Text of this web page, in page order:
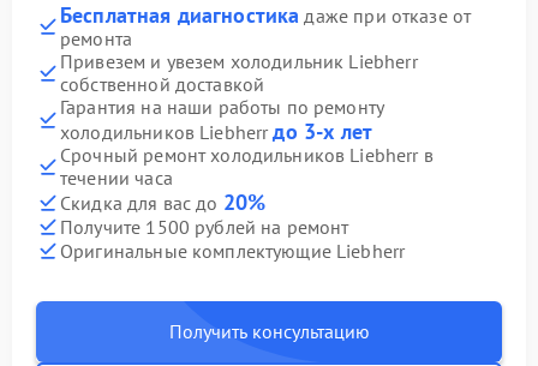
Бесплатная диагностика даже при отказе от
ремонта
Привезем и увезем холодильник Liebherr
собственной доставкой
Гарантия на наши работы по ремонту
холодильников Liebherrдо 3-х лет
Срочный ремонт холодильников Liebherr в
течении часа
Скидка для вас до 20%
Получите 1500 рублей на ремонт
Оригинальные комплектующие Liebherr
Получить консультацию